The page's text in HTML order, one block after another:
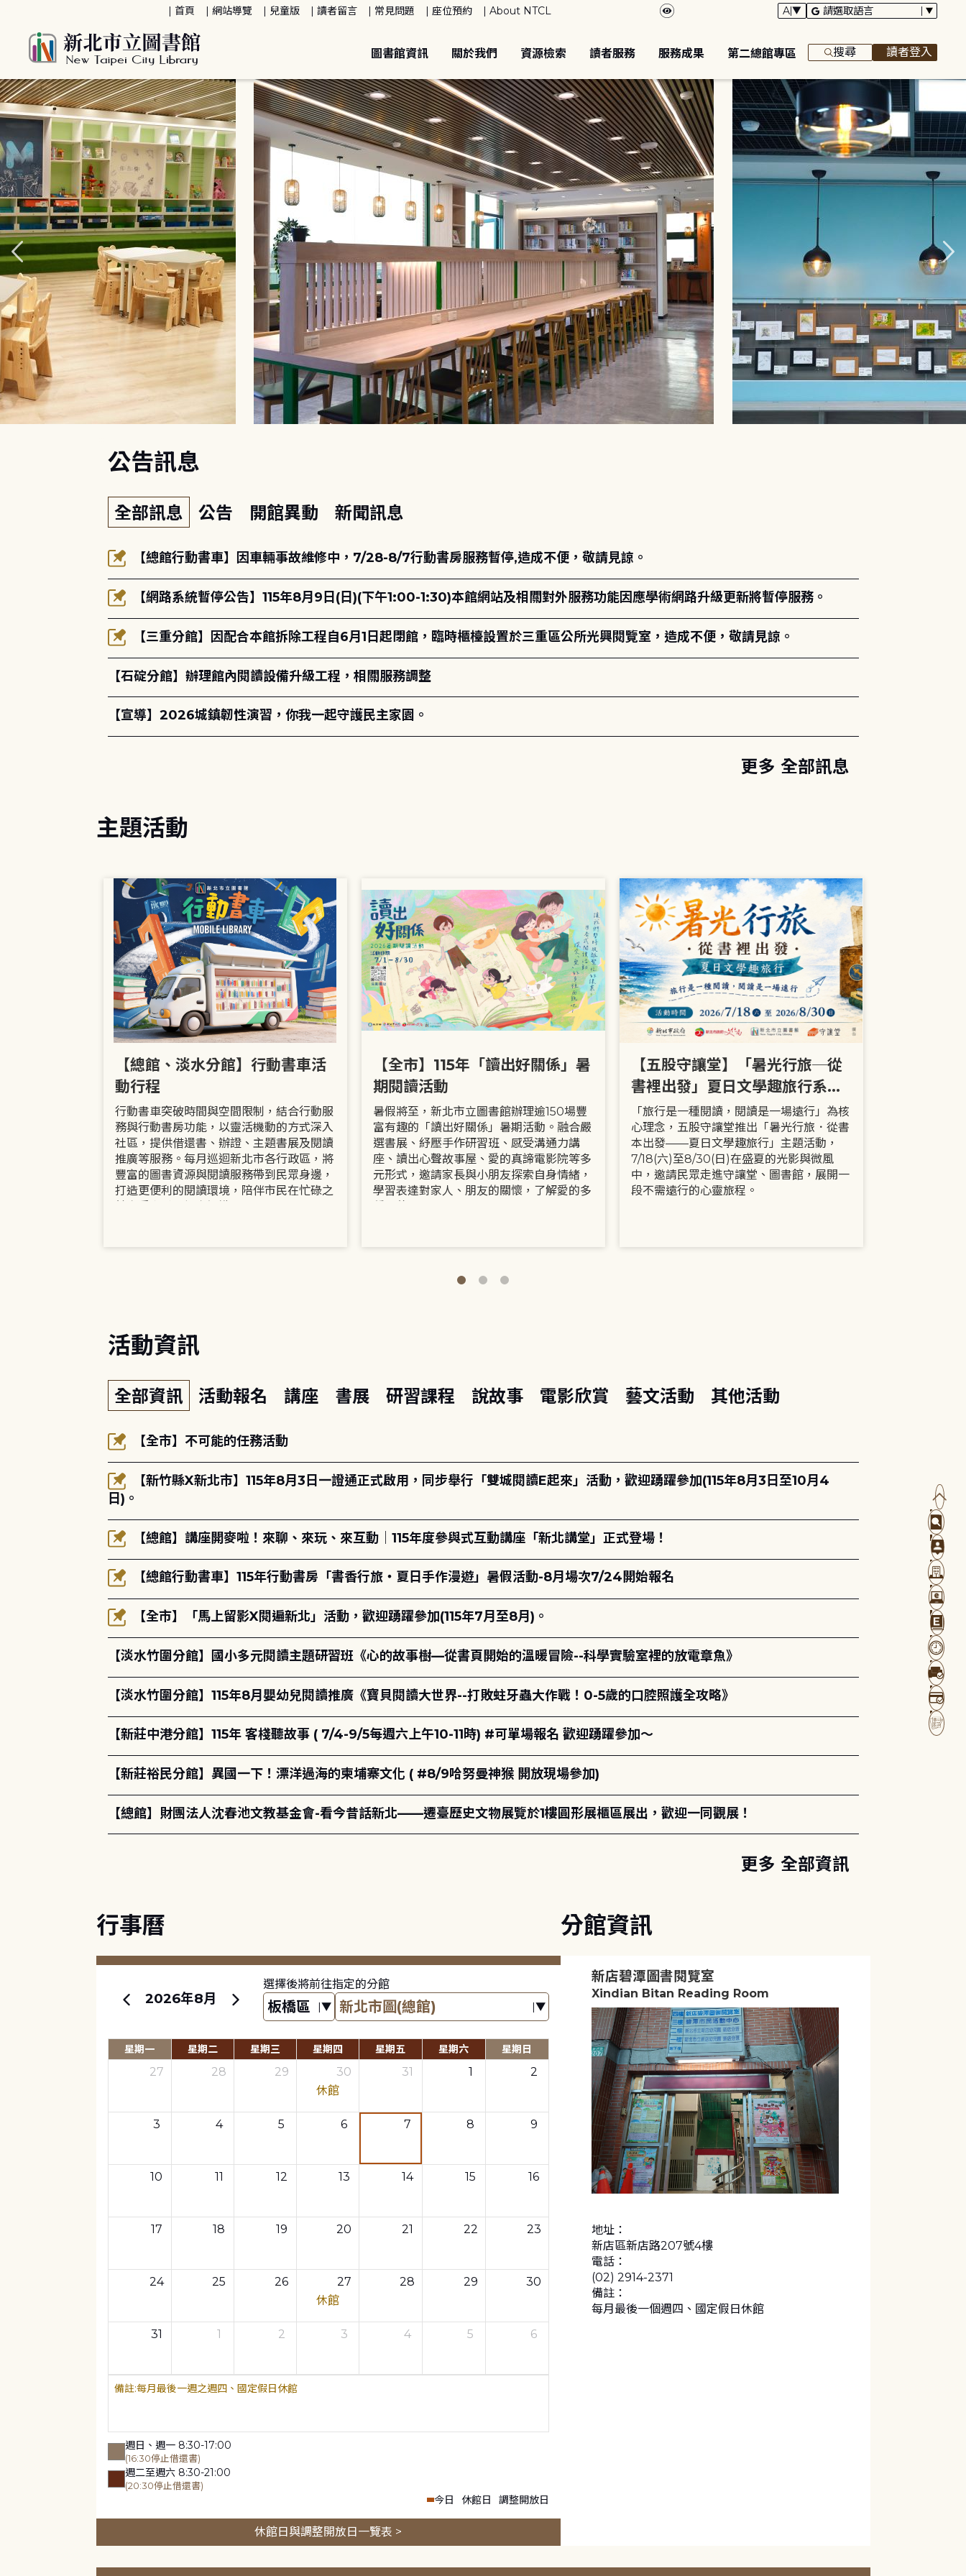
首頁 網站導覽 兒童版 讀者留言 常見問題 座位預約 About NTCL
圖書館資訊 關於我們 資源檢索 讀者服務 服務成果 第二總館專區 搜尋 讀者登入
公告訊息
全部訊息 公告 開館異動 新聞訊息
【總館行動書車】因車輛事故維修中，7/28-8/7行動書房服務暫停,造成不便，敬請見諒。
【網路系統暫停公告】115年8月9日(日)(下午1:00-1:30)本館網站及相關對外服務功能因應學術網路升級更新將暫停服務。
【三重分館】因配合本館拆除工程自6月1日起閉館，臨時櫃檯設置於三重區公所光興閱覽室，造成不便，敬請見諒。
【石碇分館】辦理館內閱讀設備升級工程，相關服務調整
【宣導】2026城鎮韌性演習，你我一起守護民主家園。
更多 全部訊息
主題活動
【總館、淡水分館】行動書車活
動行程
行動書車突破時間與空間限制，結合行動服
務與行動書房功能，以靈活機動的方式深入
社區，提供借還書、辦證、主題書展及閱讀
推廣等服務。每月巡迴新北市各行政區，將
豐富的圖書資源與閱讀服務帶到民眾身邊，
打造更便利的閱讀環境，陪伴市民在忙碌之
【全市】115年「讀出好關係」暑
期閱讀活動
暑假將至，新北市立圖書館辦理逾150場豐
富有趣的「讀出好關係」暑期活動。融合嚴
選書展、紓壓手作研習班、感受溝通力講
座、讀出心聲故事屋、愛的真諦電影院等多
元形式，邀請家長與小朋友探索自身情緒，
學習表達對家人、朋友的關懷，了解愛的多
【五股守讓堂】「暑光行旅─從
書裡出發」夏日文學趣旅行系列
活動
「旅行是一種閱讀，閱讀是一場遠行」為核
心理念，五股守讓堂推出「暑光行旅．從書
本出發——夏日文學趣旅行」主題活動，
7/18(六)至8/30(日)在盛夏的光影與微風
中，邀請民眾走進守讓堂、圖書館，展開一
段不需遠行的心靈旅程。
活動資訊
全部資訊 活動報名 講座 書展 研習課程 說故事 電影欣賞 藝文活動 其他活動
【全市】不可能的任務活動
【新竹縣X新北市】115年8月3日一證通正式啟用，同步舉行「雙城閱讀E起來」活動，歡迎踴躍參加(115年8月3日至10月4
日)。
【總館】講座開麥啦！來聊、來玩、來互動｜115年度參與式互動講座「新北講堂」正式登場！
【總館行動書車】115年行動書房「書香行旅・夏日手作漫遊」暑假活動-8月場次7/24開始報名
【全市】「馬上留影X閱遍新北」活動，歡迎踴躍參加(115年7月至8月)。
【淡水竹圍分館】國小多元閱讀主題研習班《心的故事樹—從書頁開始的溫暖冒險--科學實驗室裡的放電章魚》
【淡水竹圍分館】115年8月嬰幼兒閱讀推廣《寶貝閱讀大世界--打敗蛀牙蟲大作戰！0-5歲的口腔照護全攻略》
【新莊中港分館】115年 客棧聽故事 ( 7/4-9/5每週六上午10-11時) #可單場報名 歡迎踴躍參加～
【新莊裕民分館】異國一下！漂洋過海的柬埔寨文化 ( #8/9哈努曼神猴 開放現場參加)
【總館】財團法人沈春池文教基金會-看今昔話新北——遷臺歷史文物展覽於1樓圓形展櫃區展出，歡迎一同觀展！
更多 全部資訊
行事曆
2026年8月
選擇後將前往指定的分館
星期一 星期二 星期三 星期四 星期五 星期六 星期日
27 28 29
30
休館
31 1 2
3 4 5 6 7 8 9
10 11 12 13 14 15 16
17 18 19 20 21 22 23
24 25 26
27
休館
28 29 30
31 1 2 3 4 5 6
每月最後一週之週四、國定假日休館
週日、週一 8:30-17:00
(16:30停止借還書)
週二至週六 8:30-21:00
(20:30停止借還書)
今日 休館日 調整開放日
休館日與調整開放日一覽表 >
分館資訊
新店碧潭圖書閱覽室
Xindian Bitan Reading Room
地址：
新店區新店路207號4樓
電話：
(02) 2914-2371
備註：
每月最後一個週四、國定假日休館